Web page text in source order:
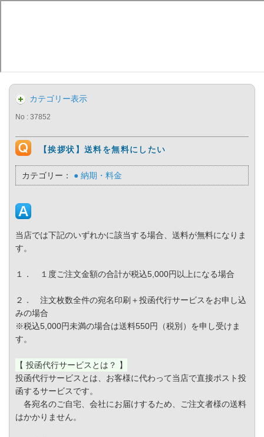
カテゴリー表示
No : 37852
【挨拶状】送料を無料にしたい
カテゴリー： ● 納期・料金
当店では下記のいずれかに該当する場合、送料が無料になりま
す。
１． １度ご注文金額の合計が税込5,000円以上になる場合
２． 注文枚数全件の宛名印刷＋投函代行サービスをお申し込
みの場合
※税込5,000円未満の場合は送料550円（税別）を申し受けま
す。
【 投函代行サービスとは？ 】
投函代行サービスとは、お客様に代わって当店で直接ポスト投
函するサービスです。
各宛名のご自宅、会社にお届けするため、ご注文者様の送料
はかかりません。